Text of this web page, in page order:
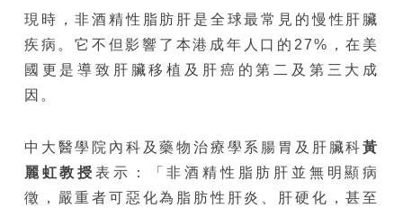
現時，非酒精性脂肪肝是全球最常見的慢性肝臟
疾病。它不但影響了本港成年人口的27%，在美
國更是導致肝臟移植及肝癌的第二及第三大成
因。
中大醫學院內科及藥物治療學系腸胃及肝臟科黃
麗虹教授表示：「非酒精性脂肪肝並無明顯病
徵，嚴重者可惡化為脂肪性肝炎、肝硬化，甚至